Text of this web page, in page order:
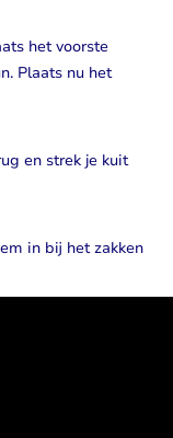
het voorste
Plaats nu het
en strek je kuit
in bij het zakken